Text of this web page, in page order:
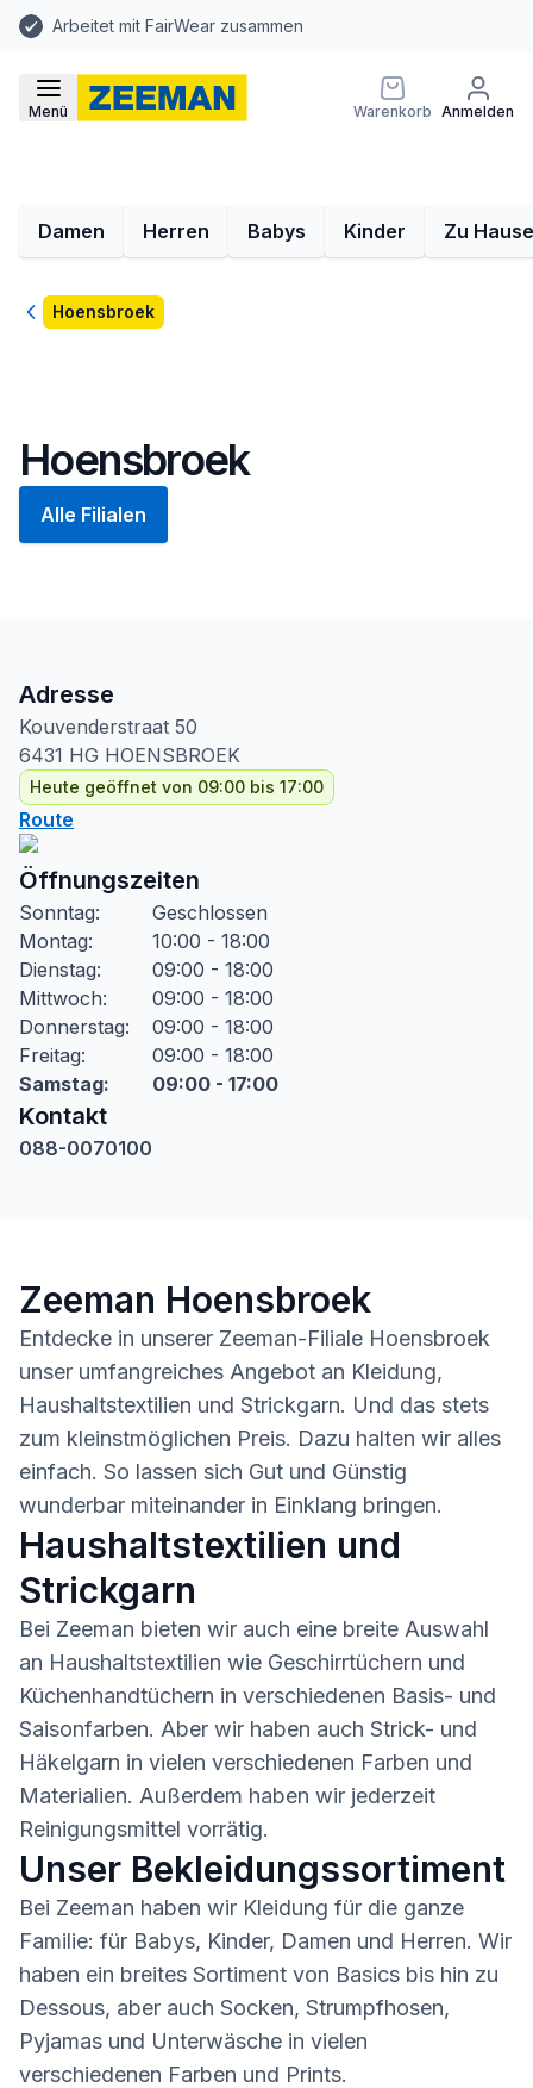
Arbeitet mit FairWear zusammen
Menü Warenkorb Anmelden
Damen Herren Babys Kinder Zu Hause
ZurückHoensbroek
Hoensbroek
Alle Filialen
Adresse
Kouvenderstraat 50
6431 HG HOENSBROEK
Heute geöffnet von 09:00 bis 17:00
Route
Öffnungszeiten
Sonntag:
Geschlossen
Montag:
10:00 - 18:00
Dienstag:
09:00 - 18:00
Mittwoch:
09:00 - 18:00
Donnerstag:
09:00 - 18:00
Freitag:
09:00 - 18:00
Samstag: 09:00 - 17:00
Kontakt
088-0070100
Zeeman Hoensbroek
Entdecke in unserer Zeeman-Filiale Hoensbroek
unser umfangreiches Angebot an Kleidung,
Haushaltstextilien und Strickgarn. Und das stets
zum kleinstmöglichen Preis. Dazu halten wir alles
einfach. So lassen sich Gut und Günstig
wunderbar miteinander in Einklang bringen.
Haushaltstextilien und
Strickgarn
Bei Zeeman bieten wir auch eine breite Auswahl
an Haushaltstextilien wie Geschirrtüchern und
Küchenhandtüchern in verschiedenen Basis- und
Saisonfarben. Aber wir haben auch Strick- und
Häkelgarn in vielen verschiedenen Farben und
Materialien. Außerdem haben wir jederzeit
Reinigungsmittel vorrätig.
Unser Bekleidungssortiment
Bei Zeeman haben wir Kleidung für die ganze
Familie: für Babys, Kinder, Damen und Herren. Wir
haben ein breites Sortiment von Basics bis hin zu
Dessous, aber auch Socken, Strumpfhosen,
Pyjamas und Unterwäsche in vielen
verschiedenen Farben und Prints.